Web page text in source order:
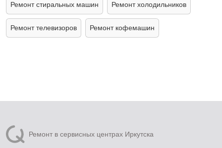
Ремонт стиральных машин Ремонт холодильников
Ремонт телевизоров Ремонт кофемашин
Ремонт в сервисных центрах Иркутска